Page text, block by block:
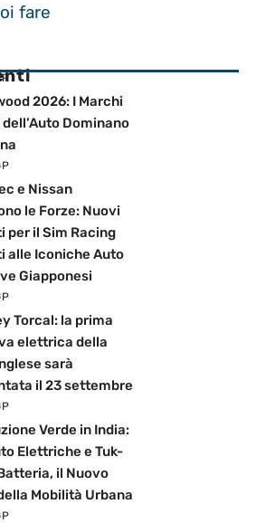
fare
2026: I Marchi
Dominano
e Nissan
le Forze: Nuovi
per il Sim Racing
alle Iconiche Auto
Giapponesi
Torcal: la prima
elettrica della
sarà
il 23 settembre
Verde in India:
Elettriche e Tuk-
il Nuovo
Mobilità Urbana